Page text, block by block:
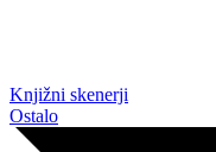
Knjižni skenerji
Ostalo